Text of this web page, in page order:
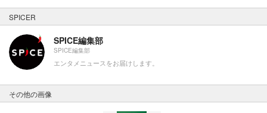
SPICER
SPICE編集部
SPICE編集部
エンタメニュースをお届けします。
その他の画像